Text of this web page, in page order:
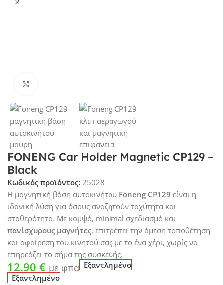
FONENG Car Holder Magnetic CP129 –
Black
Κωδικός προϊόντος: 25028
Η μαγνητική βάση αυτοκινήτου Foneng CP129 είναι η
ιδανική λύση για όσους αναζητούν ταχύτητα και
σταθερότητα. Με κομψό, minimal σχεδιασμό και
πανίσχυρους μαγνήτες, επιτρέπει την άμεση τοποθέτηση
και αφαίρεση του κινητού σας με το ένα χέρι, χωρίς να
επηρεάζει το σήμα της συσκευής.
12.90 € με φπα Εξαντλημένο
Εξαντλημένο